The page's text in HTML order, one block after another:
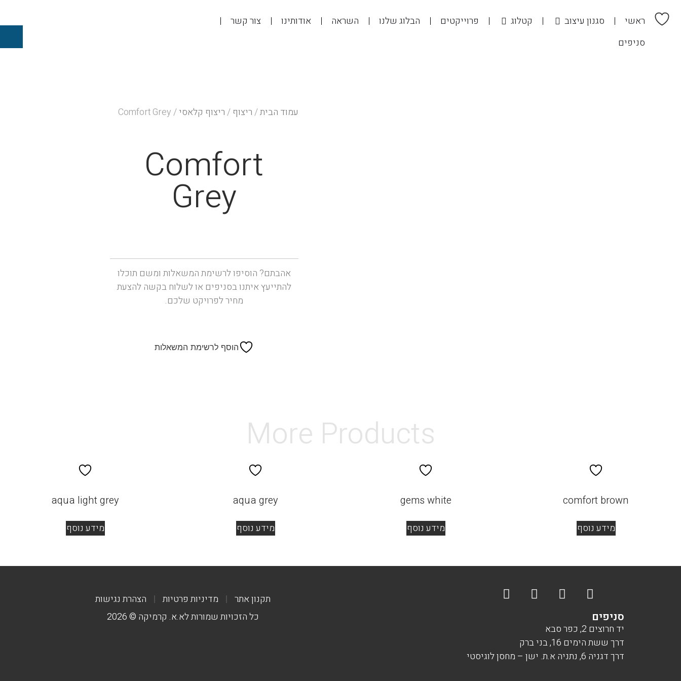
ראשי סגנון עיצוב קטלוג פרוייקטים הבלוג שלנו השראה אודותינו
צור קשר
סניפים
עמוד הבית/ריצוף/ריצוף קלאסי/ Comfort Grey
Comfort
Grey
אהבתם? הוסיפו לרשימת המשאלות ומשם תוכלו
להתייעץ איתנו בסניפים או לשלוח בקשה להצעת
מחיר לפרויקט שלכם.
הוסף לרשימת המשאלות
More Products
comfort brown
מידע נוסף
gems white
מידע נוסף
aqua grey
מידע נוסף
aqua light grey
מידע נוסף
סניפים
יד חרוצים 2, כפר סבא
דרך ששת הימים 16, בני ברק
דרך דגניה 6, נתניה א.ת. ישן – מחסן לוגיסטי
תקנון אתר מדיניות פרטיות
הצהרת נגישות
כל הזכויות שמורות לא.א. קרמיקה © 2026